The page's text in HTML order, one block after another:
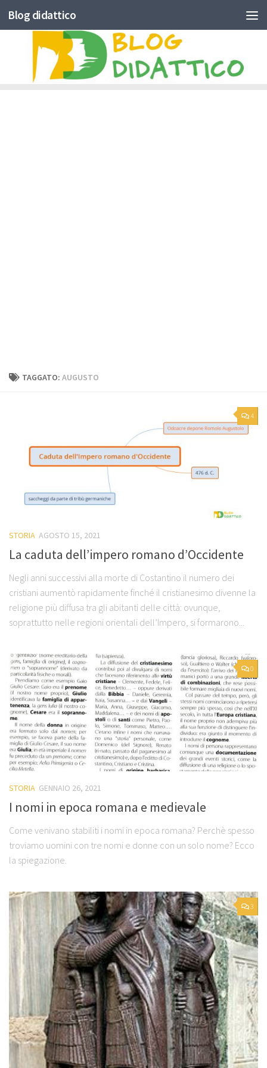
Skip to content
Blog didattico
TAGGATO: AUGUSTO
4
STORIA AGOSTO 15, 2021
La caduta dell’impero romano d’Occidente
Negli anni successivi alla morte di Costantino il numero dei
cristiani aumentò rapidamente finché il cristianesimo divenne la
religione più diffusa tra gli abitanti delle città: ovunque,
soprattutto nelle regioni orientali dell’Impero, si formarono...
0
STORIA GENNAIO 26, 2021
I nomi in epoca romana e medievale
Come venivano stabiliti i nomi in epoca romana? Perchè spesso
troviamo uomini con tre nomi e donne con un solo nome? Ecco
la spiegazione.
3